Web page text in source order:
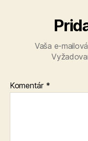
Vaša e-
Komentár *